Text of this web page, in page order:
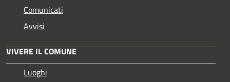
Comunicati
Avvisi
VIVERE IL COMUNE
Luoghi